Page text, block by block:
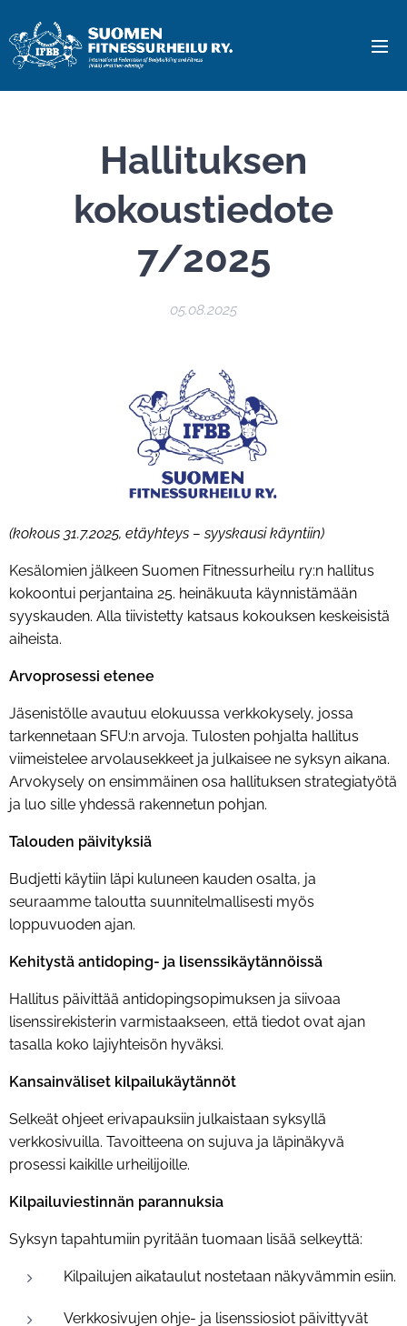
Hallituksen
kokoustiedote
7/2025
05.08.2025
(kokous 31.7.2025, etäyhteys – syyskausi käyntiin)
Kesälomien jälkeen Suomen Fitnessurheilu ry:n hallitus
kokoontui perjantaina 25. heinäkuuta käynnistämään
syyskauden. Alla tiivistetty katsaus kokouksen keskeisistä
aiheista.
Arvoprosessi etenee
Jäsenistölle avautuu elokuussa verkkokysely, jossa
tarkennetaan SFU:n arvoja. Tulosten pohjalta hallitus
viimeistelee arvolausekkeet ja julkaisee ne syksyn aikana.
Arvokysely on ensimmäinen osa hallituksen strategiatyötä
ja luo sille yhdessä rakennetun pohjan.
Talouden päivityksiä
Budjetti käytiin läpi kuluneen kauden osalta, ja
seuraamme taloutta suunnitelmallisesti myös
loppuvuoden ajan.
Kehitystä antidoping- ja lisenssikäytännöissä
Hallitus päivittää antidopingsopimuksen ja siivoaa
lisenssirekisterin varmistaakseen, että tiedot ovat ajan
tasalla koko lajiyhteisön hyväksi.
Kansainväliset kilpailukäytännöt
Selkeät ohjeet erivapauksiin julkaistaan syksyllä
verkkosivuilla. Tavoitteena on sujuva ja läpinäkyvä
prosessi kaikille urheilijoille.
Kilpailuviestinnän parannuksia
Syksyn tapahtumiin pyritään tuomaan lisää selkeyttä:
Kilpailujen aikataulut nostetaan näkyvämmin esiin.
Verkkosivujen ohje- ja lisenssiosiot päivittyvät